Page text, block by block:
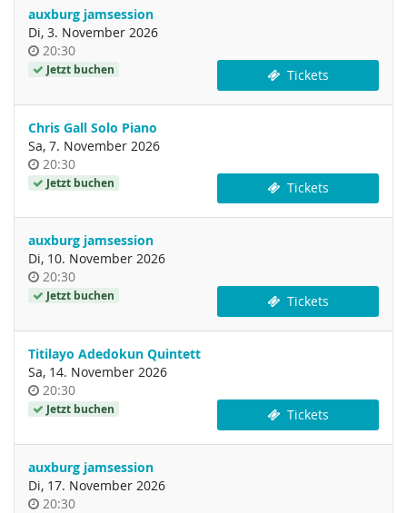
auxburg jamsession
Di, 3. November 2026
Uhrzeit
20:30
Jetzt buchen Tickets
Chris Gall Solo Piano
Sa, 7. November 2026
Uhrzeit
20:30
Jetzt buchen Tickets
auxburg jamsession
Di, 10. November 2026
Uhrzeit
20:30
Jetzt buchen Tickets
Titilayo Adedokun Quintett
Sa, 14. November 2026
Uhrzeit
20:30
Jetzt buchen Tickets
auxburg jamsession
Di, 17. November 2026
Uhrzeit
20:30